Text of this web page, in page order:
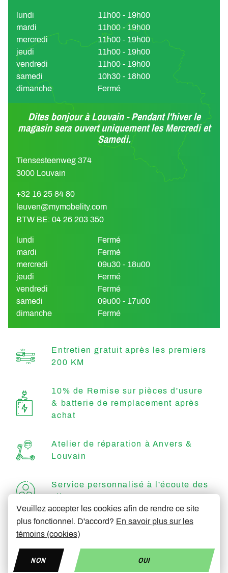
lundi
11h00 - 19h00
mardi
11h00 - 19h00
mercredi
11h00 - 19h00
jeudi
11h00 - 19h00
vendredi
11h00 - 19h00
samedi
10h30 - 18h00
dimanche
Fermé
Dites bonjour à Louvain - Pendant l'hiver le
magasin sera ouvert uniquement les Mercredi et
Samedi.
Tiensesteenweg 374
3000 Louvain
+32 16 25 84 80
leuven@mymobelity.com
BTW BE: 04 26 203 350
lundi
Fermé
mardi
Fermé
mercredi
09u30 - 18u00
jeudi
Fermé
vendredi
Fermé
samedi
09u00 - 17u00
dimanche
Fermé
Entretien gratuit après les premiers
200 KM
10% de Remise sur pièces d'usure
& batterie de remplacement après
achat
Atelier de réparation à Anvers &
Louvain
Service personnalisé à l'écoute des
clients
Efficace & rapide
Veuillez accepter les cookies afin de rendre ce site
plus fonctionnel. D'accord? En savoir plus sur les
témoins (cookies)
NON OUI